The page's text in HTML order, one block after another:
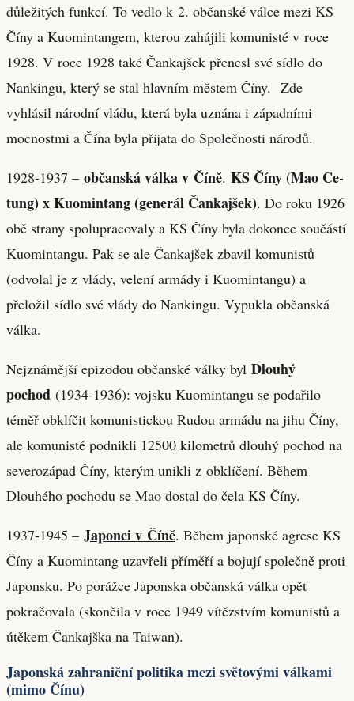
důležitých funkcí. To vedlo k 2. občanské válce mezi KS
Číny a Kuomintangem, kterou zahájili komunisté v roce
1928. V roce 1928 také Čankajšek přenesl své sídlo do
Nankingu, který se stal hlavním městem Číny. Zde
vyhlásil národní vládu, která byla uznána i západními
mocnostmi a Čína byla přijata do Společnosti národů.
1928-1937 – občanská válka v Číně. KS Číny (Mao Ce-
tung) x Kuomintang (generál Čankajšek). Do roku 1926
obě strany spolupracovaly a KS Číny byla dokonce součástí
Kuomintangu. Pak se ale Čankajšek zbavil komunistů
(odvolal je z vlády, velení armády i Kuomintangu) a
přeložil sídlo své vlády do Nankingu. Vypukla občanská
válka.
Nejznámější epizodou občanské války byl Dlouhý
pochod (1934-1936): vojsku Kuomintangu se podařilo
téměř obklíčit komunistickou Rudou armádu na jihu Číny,
ale komunisté podnikli 12500 kilometrů dlouhý pochod na
severozápad Číny, kterým unikli z obklíčení. Během
Dlouhého pochodu se Mao dostal do čela KS Číny.
1937-1945 – Japonci v Číně. Během japonské agrese KS
Číny a Kuomintang uzavřeli příměří a bojují společně proti
Japonsku. Po porážce Japonska občanská válka opět
pokračovala (skončila v roce 1949 vítězstvím komunistů a
útěkem Čankajška na Taiwan).
Japonská zahraniční politika mezi světovými válkami
(mimo Čínu)